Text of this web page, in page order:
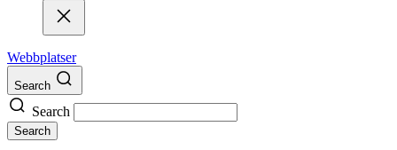
Webbplatser
Search
Search
Search